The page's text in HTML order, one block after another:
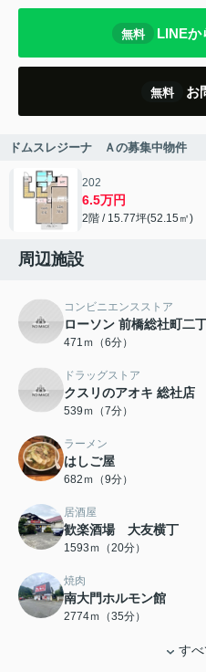
無料 LINEか
無料 お
ドムスレジーナ Ａの募集中物件
202
6.5万円
2階 / 15.77坪(52.15㎡)
周辺施設
コンビニエンスストア
ローソン 前橋総社町二
471ｍ（6分）
ドラッグストア
クスリのアオキ 総社店
539ｍ（7分）
ラーメン
はしご屋
682ｍ（9分）
居酒屋
歓楽酒場 大友横丁
1593ｍ（20分）
焼肉
南大門ホルモン館
2774ｍ（35分）
す